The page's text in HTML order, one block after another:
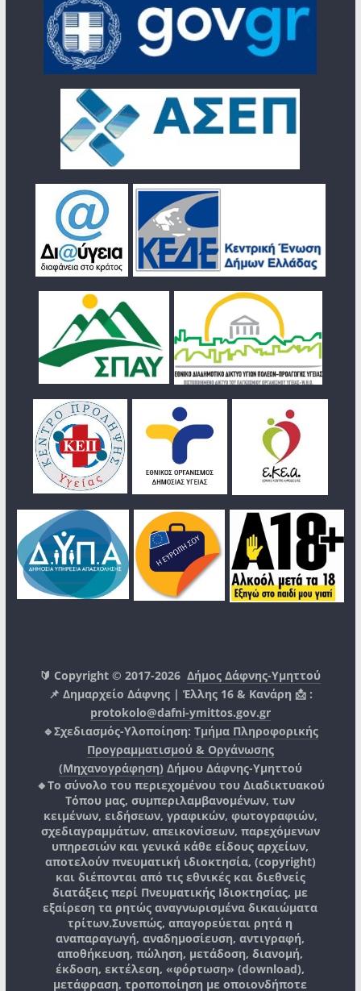
🔰 Copyright © 2017-2026Δήμος Δάφνης-Υμηττού
📌 Δημαρχείο Δάφνης | Έλλης 16 & Κανάρη 📩 :
protokolo@dafni-ymittos.gov.gr
🔹Σχεδιασμός-Υλοποίηση: Τμήμα Πληροφορικής
Προγραμματισμού & Οργάνωσης
(Μηχανογράφηση) Δήμου Δάφνης-Υμηττού
🔸Το σύνολο του περιεχομένου του Διαδικτυακού
Τόπου μας, συμπεριλαμβανομένων, των
κειμένων, ειδήσεων, γραφικών, φωτογραφιών,
σχεδιαγραμμάτων, απεικονίσεων, παρεχόμενων
υπηρεσιών και γενικά κάθε είδους αρχείων,
αποτελούν πνευματική ιδιοκτησία, (copyright)
και διέπονται από τις εθνικές και διεθνείς
διατάξεις περί Πνευματικής Ιδιοκτησίας, με
εξαίρεση τα ρητώς αναγνωρισμένα δικαιώματα
τρίτων.Συνεπώς, απαγορεύεται ρητά η
αναπαραγωγή, αναδημοσίευση, αντιγραφή,
αποθήκευση, πώληση, μετάδοση, διανομή,
έκδοση, εκτέλεση, «φόρτωση» (download),
μετάφραση, τροποποίηση με οποιονδήποτε